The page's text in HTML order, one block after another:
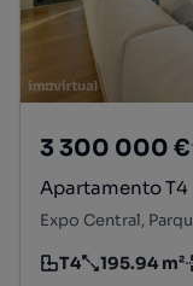
3 300 000 €
Apartamento T4
Expo Central,
Tipologia
T4
Preço por metro
195.94 m²
Andar